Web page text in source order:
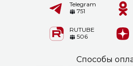
Telegram
751
RUTUBE
506
Способы